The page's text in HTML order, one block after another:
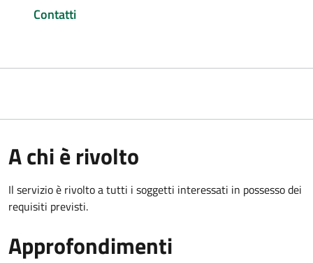
Contatti
A chi è rivolto
Il servizio è rivolto a tutti i soggetti interessati in possesso dei
requisiti previsti.
Approfondimenti